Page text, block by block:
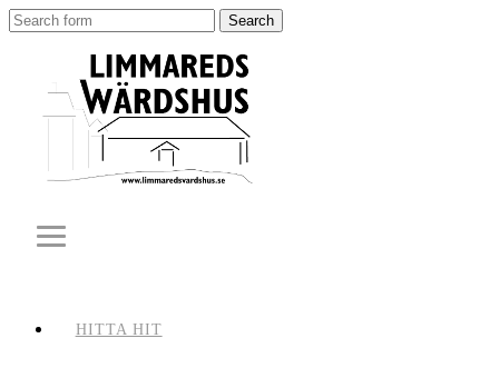
Search
for:
HITTA HIT